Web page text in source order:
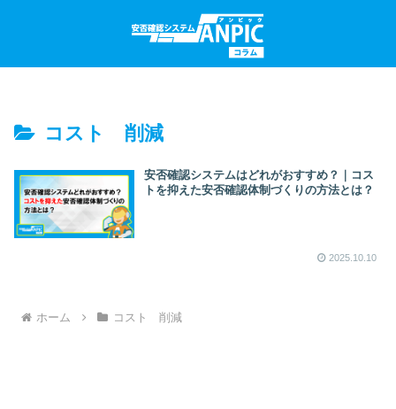
コスト 削減
安否確認システムはどれがおすすめ？｜コス
トを抑えた安否確認体制づくりの方法とは？
2025.10.10
ホーム コスト 削減